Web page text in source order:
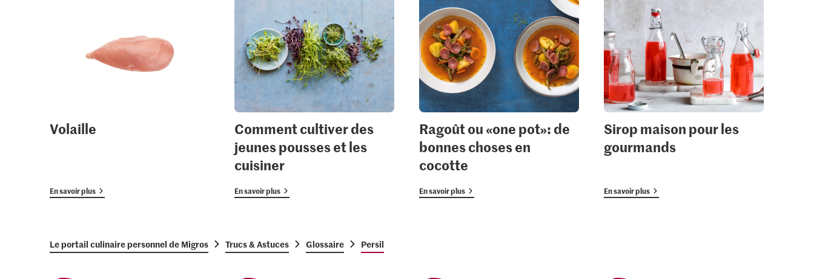
Volaille
En savoir plus
Comment cultiver des
jeunes pousses et les
cuisiner
En savoir plus
Ragoût ou «one pot»: de
bonnes choses en
cocotte
En savoir plus
Sirop maison pour les
gourmands
En savoir plus
Le portail culinaire personnel de Migros Trucs & Astuces Glossaire Persil